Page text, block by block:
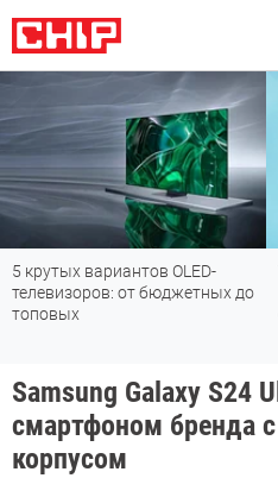
5 крутых вариантов OLED-
телевизоров: от бюджетных до
топовых
Samsung Galaxy S24
смартфоном бренда
корпусом